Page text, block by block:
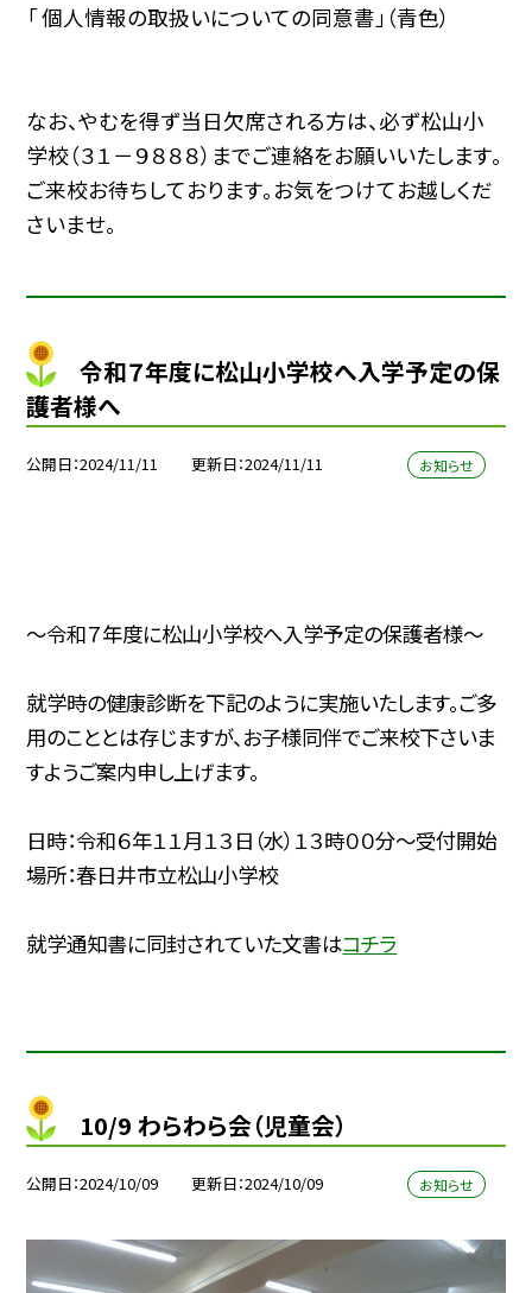
「 個人情報の取扱いについての同意書」（青色）
なお、やむを得ず当日欠席される方は、必ず松山小
学校（３１－９８８８）までご連絡をお願いいたします。
ご来校お待ちしております。お気をつけてお越しくだ
さいませ。
令和７年度に松山小学校へ入学予定の保
護者様へ
公開日 2024/11/11 更新日 2024/11/11 お知らせ
〜令和７年度に松山小学校へ入学予定の保護者様〜
就学時の健康診断を下記のように実施いたします。ご多
用のこととは存じますが、お子様同伴でご来校下さいま
すようご案内申し上げます。
日時：令和６年１１月１３日（水）１３時００分～受付開始
場所：春日井市立松山小学校
就学通知書に同封されていた文書はコチラ
10/9 わらわら会（児童会）
公開日 2024/10/09 更新日 2024/10/09 お知らせ